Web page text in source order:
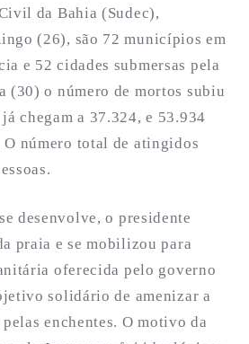
da Bahia (Sudec),
(26), são 72 municípios em
e 52 cidades submersas pela
(30) o número de mortos subiu
chegam a 37.324, e 53.934
número total de atingidos
desenvolve, o presidente
praia e se mobilizou para
oferecida pelo governo
solidário de amenizar a
enchentes. O motivo da